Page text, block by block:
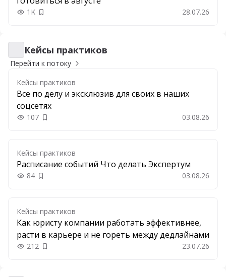
1K Добавить в закладки 28.07.26
Кейсы практиков
Кейсы практиков
Перейти к потоку
Кейсы практиков
Все по делу и эксклюзив для своих в наших
соцсетях
107 Добавить в закладки 03.08.26
Кейсы практиков
Расписание событий Что делать Экспертум
84 Добавить в закладки 03.08.26
Кейсы практиков
Как юристу компании работать эффективнее,
расти в карьере и не гореть между дедлайнами
212 Добавить в закладки 23.07.26